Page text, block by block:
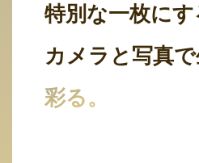
特別な一枚にす
カメラと写真
彩る。